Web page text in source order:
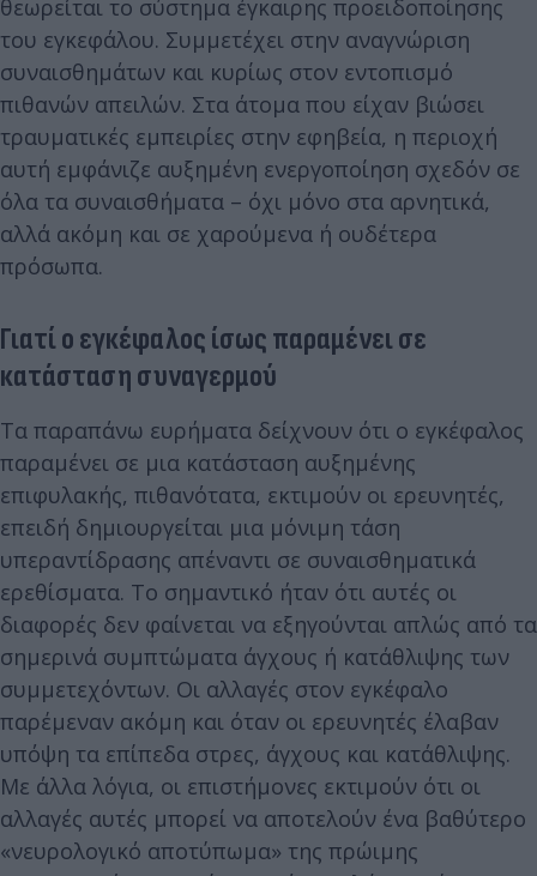
θεωρείται το σύστημα έγκαιρης προειδοποίησης
του εγκεφάλου. Συμμετέχει στην αναγνώριση
συναισθημάτων και κυρίως στον εντοπισμό
πιθανών απειλών. Στα άτομα που είχαν βιώσει
τραυματικές εμπειρίες στην εφηβεία, η περιοχή
αυτή εμφάνιζε αυξημένη ενεργοποίηση σχεδόν σε
όλα τα συναισθήματα – όχι μόνο στα αρνητικά,
αλλά ακόμη και σε χαρούμενα ή ουδέτερα
πρόσωπα.
Γιατί ο εγκέφαλος ίσως παραμένει σε
κατάσταση συναγερμού
Τα παραπάνω ευρήματα δείχνουν ότι ο εγκέφαλος
παραμένει σε μια κατάσταση αυξημένης
επιφυλακής, πιθανότατα, εκτιμούν οι ερευνητές,
επειδή δημιουργείται μια μόνιμη τάση
υπεραντίδρασης απέναντι σε συναισθηματικά
ερεθίσματα. Το σημαντικό ήταν ότι αυτές οι
διαφορές δεν φαίνεται να εξηγούνται απλώς από τα
σημερινά συμπτώματα άγχους ή κατάθλιψης των
συμμετεχόντων. Οι αλλαγές στον εγκέφαλο
παρέμεναν ακόμη και όταν οι ερευνητές έλαβαν
υπόψη τα επίπεδα στρες, άγχους και κατάθλιψης.
Με άλλα λόγια, οι επιστήμονες εκτιμούν ότι οι
αλλαγές αυτές μπορεί να αποτελούν ένα βαθύτερο
«νευρολογικό αποτύπωμα» της πρώιμης